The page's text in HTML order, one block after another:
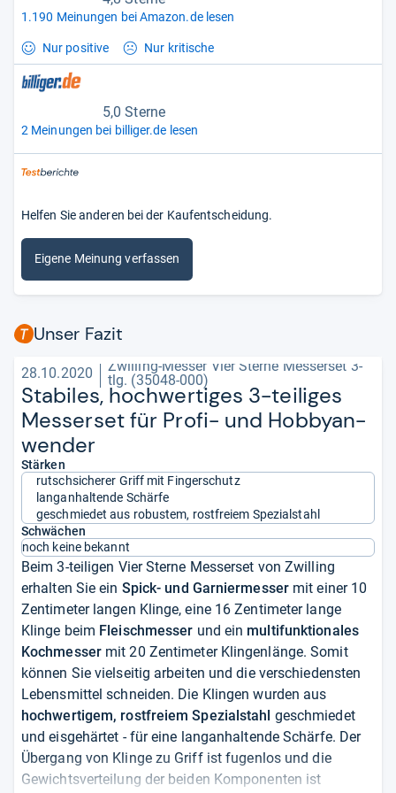
1.190 Meinungen bei Amazon.de lesen
Nur positive Nur kritische
5,0 Sterne
2 Meinungen bei billiger.de lesen
Helfen Sie anderen bei der Kaufentscheidung.
Eigene Meinung verfassen
Unser Fazit
28.10.2020
Zwilling-Messer Vier Sterne Messerset 3-
tlg. (35048-000)
Sta­bi­les, hoch­wer­ti­ges 3-​tei­li­ges
Mes­ser­set für Profi-​ und Hob­by­an­
wen­der
Stärken
rutschsicherer Griff mit Fingerschutz
langanhaltende Schärfe
geschmiedet aus robustem, rostfreiem Spezialstahl
Schwächen
noch keine bekannt
Beim 3-teiligen Vier Sterne Messerset von Zwilling
erhalten Sie ein Spick- und Garniermessermit einer 10
Zentimeter langen Klinge, eine 16 Zentimeter lange
Klinge beim Fleischmesser und ein multifunktionales
Kochmessermit 20 Zentimeter Klingenlänge. Somit
können Sie vielseitig arbeiten und die verschiedensten
Lebensmittel schneiden. Die Klingen wurden aus
hochwertigem, rostfreiem Spezialstahl geschmiedet
und eisgehärtet - für eine langanhaltende Schärfe. Der
Übergang von Klinge zu Griff ist fugenlos und die
Gewichtsverteilung der beiden Komponenten ist